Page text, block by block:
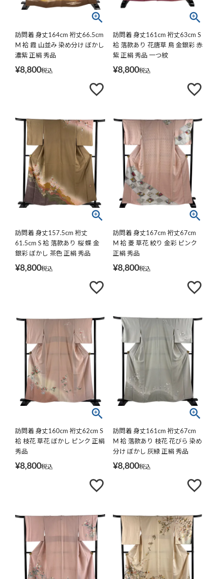
訪問着 身丈164cm 裄丈66.5cm
M 袷 霞 山並み 染め分け ぼかし
濃紫 正絹 秀品
¥8,800税込
訪問着 身丈161cm 裄丈63cm S
袷 落款あり 花唐草 鳥 金銀彩 赤
紫 正絹 秀品 一つ紋
¥8,800税込
訪問着 身丈157.5cm 裄丈
61.5cm S 袷 落款あり 桜 蝶 金
銀彩 ぼかし 茶色 正絹 秀品
¥8,800税込
訪問着 身丈167cm 裄丈67cm
M 袷 菱 草花 絞り 金彩 ピンク
正絹 秀品
¥8,800税込
訪問着 身丈160cm 裄丈62cm S
袷 枝花 草花 ぼかし ピンク 正絹
秀品
¥8,800税込
訪問着 身丈161cm 裄丈67cm
M 袷 落款あり 枝花 花びら 染め
分け ぼかし 灰緑 正絹 秀品
¥8,800税込